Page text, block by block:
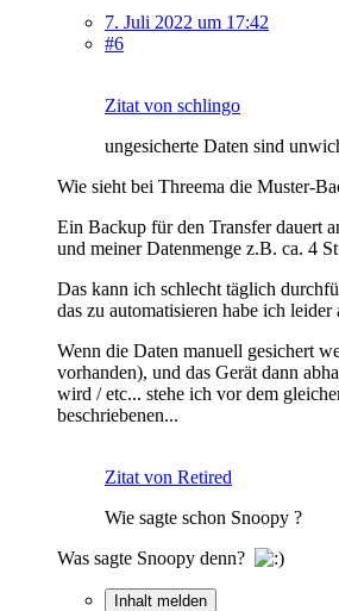
7. Juli 2022 um 17:42
#6
Zitat von schlingo
ungesicherte Daten sind
Wie sieht bei Threema die Muster-
Ein Backup für den Transfer dauert
und meiner Datenmenge z.B. ca. 4
Das kann ich schlecht täglich
das zu automatisieren habe ich
Wenn die Daten manuell gesichert
vorhanden), und das Gerät dann
wird / etc... stehe ich vor dem
beschriebenen...
Zitat von Retired
Wie sagte schon Snoopy ?
Was sagte Snoopy denn?
Inhalt melden